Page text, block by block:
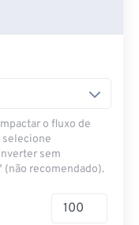
o fluxo de
selecione
sem
recomendado).